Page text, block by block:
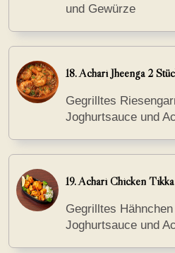
und Gewürze
18. Achari Jheenga 2
Gegrilltes
Joghurtsauce und
19. Achari Chicken
Gegrilltes
Joghurtsauce und